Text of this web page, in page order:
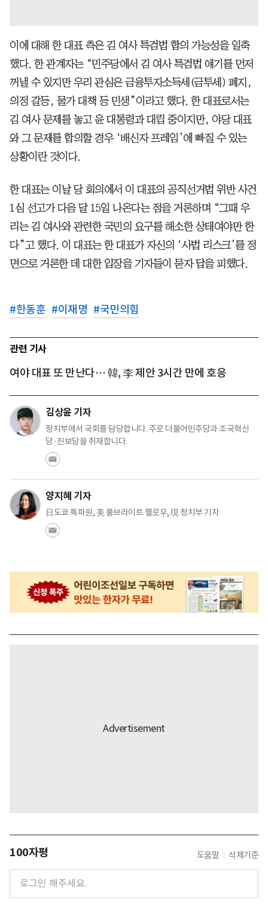
이에 대해 한 대표 측은 김 여사 특검법 합의 가능성을 일축
했다. 한 관계자는 “민주당에서 김 여사 특검법 얘기를 먼저
꺼낼 수 있지만 우리 관심은 금융투자소득세(금투세) 폐지,
의정 갈등, 물가 대책 등 민생”이라고 했다. 한 대표로서는
김 여사 문제를 놓고 윤 대통령과 대립 중이지만, 야당 대표
와 그 문제를 합의할 경우 ‘배신자 프레임’에 빠질 수 있는
상황이란 것이다.
한 대표는 이날 당 회의에서 이 대표의 공직선거법 위반 사건
1심 선고가 다음 달 15일 나온다는 점을 거론하며 “그때 우
리는 김 여사와 관련한 국민의 요구를 해소한 상태여야만 한
다”고 했다. 이 대표는 한 대표가 자신의 ‘사법 리스크’를 정
면으로 거론한 데 대한 입장을 기자들이 묻자 답을 피했다.
#한동훈 #이재명 #국민의힘
관련 기사
여야 대표 또 만난다… 韓, 李 제안 3시간 만에 호응
김상윤 기자
정치부에서 국회를 담당합니다. 주로 더불어민주당과 조국혁신
당·진보당을 취재합니다.
양지혜 기자
日도쿄 특파원, 美 풀브라이트 펠로우, 現 정치부 기자
100자평 도움말 삭제기준